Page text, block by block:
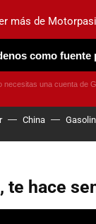
ELÉCTRICOS
China
te hace
más de
como fuente
necesitas una cuenta de